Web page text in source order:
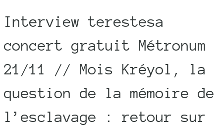
Interview terestesa
concert gratuit Métronum
21/11 // Mois Kréyol, la
question de la mémoire de
l’esclavage : retour sur